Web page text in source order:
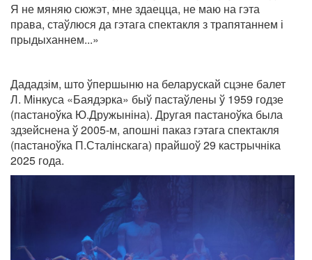
Я не мяняю сюжэт, мне здаецца, не маю на гэта
права, стаўлюся да гэтага спектакля з трапятаннем і
прыдыханнем...»
Дададзім, што ўпершыню на беларускай сцэне балет
Л. Мінкуса «Баядэрка» быў пастаўлены ў 1959 годзе
(пастаноўка Ю.Дружыніна). Другая пастаноўка была
здзейснена ў 2005-м, апошні паказ гэтага спектакля
(пастаноўка П.Сталінскага) прайшоў 29 кастрычніка
2025 года.